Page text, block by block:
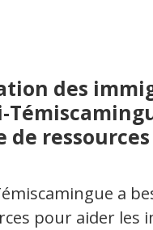
terminolinguistiques
des
de ressources
a
pour aider les